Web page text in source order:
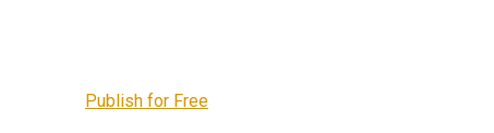
Publish for Free